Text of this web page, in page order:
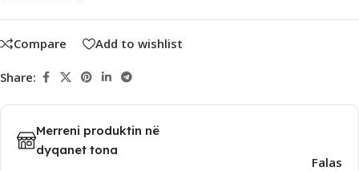
Compare Add to wishlist
Share:
Merreni produktin në
dyqanet tona
Falas